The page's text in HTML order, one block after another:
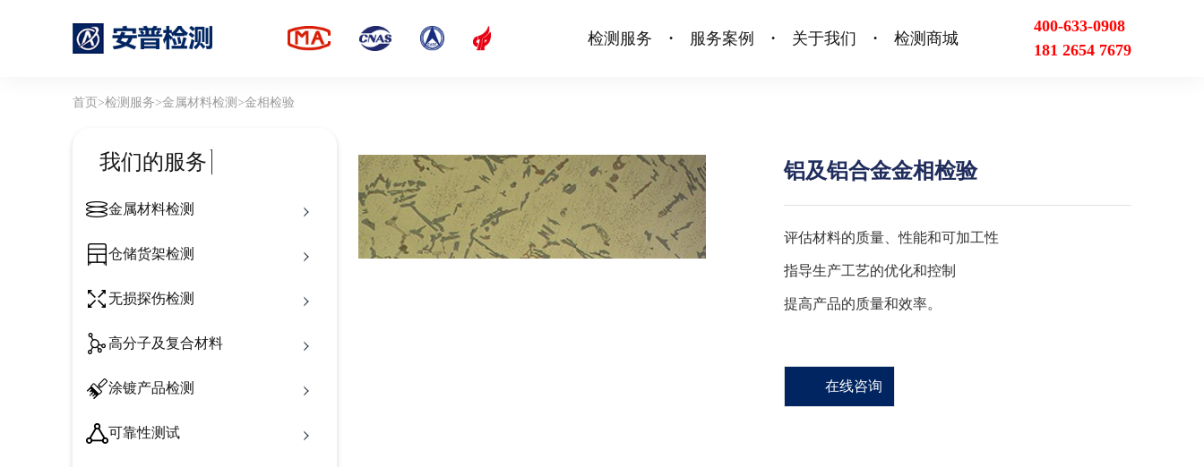
检测服务 • 服务案例 • 关于我们 • 检测商城
400-633-0908
181 2654 7679
首页 >检测服务>金属材料检测 >金相检验
我们的服务
金属材料检测
仓储货架检测
无损探伤检测
高分子及复合材料
涂镀产品检测
可靠性测试
铝及铝合金金相检验
评估材料的质量、性能和可加工性
指导生产工艺的优化和控制
提高产品的质量和效率。
在线咨询